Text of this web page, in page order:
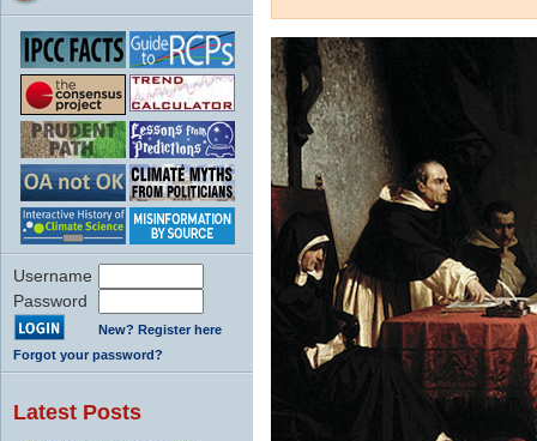
Username
Password
New? Register here
Forgot your password?
Latest Posts